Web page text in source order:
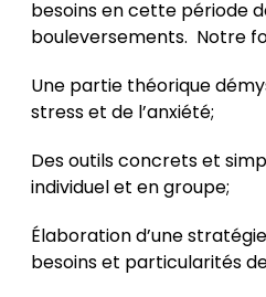
besoins en cette période
bouleversements. Notre
Une partie théorique
stress et de l’anxiété;
Des outils concrets et
individuel et en groupe;
Élaboration d’une
besoins et particularités